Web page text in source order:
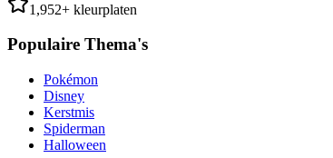
1,952+ kleurplaten
Populaire Thema's
Pokémon
Disney
Kerstmis
Spiderman
Halloween